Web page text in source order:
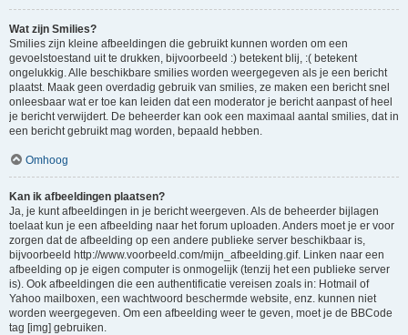
Wat zijn Smilies?
Smilies zijn kleine afbeeldingen die gebruikt kunnen worden om een
gevoelstoestand uit te drukken, bijvoorbeeld :) betekent blij, :( betekent
ongelukkig. Alle beschikbare smilies worden weergegeven als je een bericht
plaatst. Maak geen overdadig gebruik van smilies, ze maken een bericht snel
onleesbaar wat er toe kan leiden dat een moderator je bericht aanpast of heel
je bericht verwijdert. De beheerder kan ook een maximaal aantal smilies, dat in
een bericht gebruikt mag worden, bepaald hebben.
Omhoog
Kan ik afbeeldingen plaatsen?
Ja, je kunt afbeeldingen in je bericht weergeven. Als de beheerder bijlagen
toelaat kun je een afbeelding naar het forum uploaden. Anders moet je er voor
zorgen dat de afbeelding op een andere publieke server beschikbaar is,
bijvoorbeeld http://www.voorbeeld.com/mijn_afbeelding.gif. Linken naar een
afbeelding op je eigen computer is onmogelijk (tenzij het een publieke server
is). Ook afbeeldingen die een authentificatie vereisen zoals in: Hotmail of
Yahoo mailboxen, een wachtwoord beschermde website, enz. kunnen niet
worden weergegeven. Om een afbeelding weer te geven, moet je de BBCode
tag [img] gebruiken.